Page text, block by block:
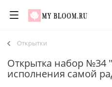
Открытки
Открытка набор №34
исполнения самой